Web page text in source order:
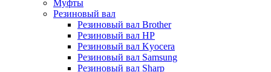
Муфты
Резиновый вал
Резиновый вал Brother
Резиновый вал HP
Резиновый вал Kyocera
Резиновый вал Samsung
Резиновый вал Sharp